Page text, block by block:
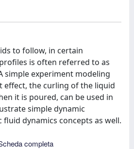
to follow, in certain
is often referred to as
simple experiment modeling
effect, the curling of the liquid
it is poured, can be used in
simple dynamic
fluid dynamics concepts as well.
completa